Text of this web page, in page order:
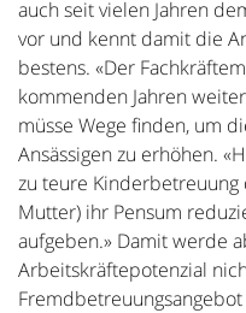
auch seit vielen Jahren
vor und kennt damit die
bestens. «Der
kommenden Jahren
müsse Wege finden, um
Ansässigen zu erhöhen.
zu teure Kinderbetreuung
Mutter) ihr Pensum
aufgeben.» Damit werde
Arbeitskräftepotenzial